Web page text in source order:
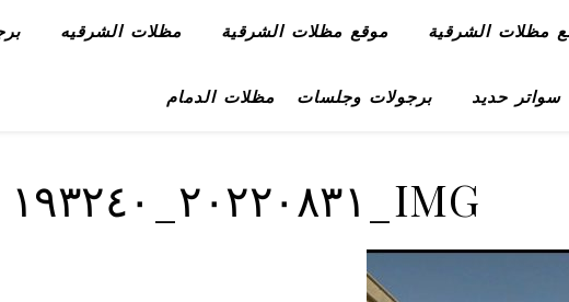
مظلات الشرقية موقع مظلات الشرقية مظلات الشرقيه
سواتر حديد برجولات وجلسات مظلات الدمام
IMG_٢٠٢٢٠٨٣١_١٩٣٢٤٠